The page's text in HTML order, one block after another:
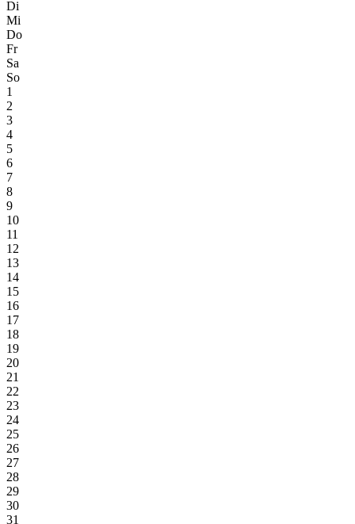
Di
Mi
Do
Fr
Sa
So
1
2
3
4
5
6
7
8
9
10
11
12
13
14
15
16
17
18
19
20
21
22
23
24
25
26
27
28
29
30
31